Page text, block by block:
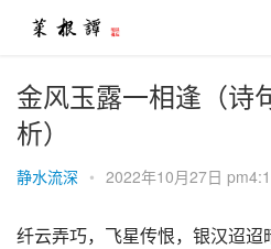
金风玉露一相逢（诗
析）
静水流深 • 2022年10月27日
纤云弄巧，飞星传恨，银汉迢迢